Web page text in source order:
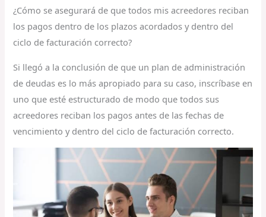
¿Cómo se asegurará de que todos mis acreedores reciban
los pagos dentro de los plazos acordados y dentro del
ciclo de facturación correcto?
Si llegó a la conclusión de que un plan de administración
de deudas es lo más apropiado para su caso, inscríbase en
uno que esté estructurado de modo que todos sus
acreedores reciban los pagos antes de las fechas de
vencimiento y dentro del ciclo de facturación correcto.